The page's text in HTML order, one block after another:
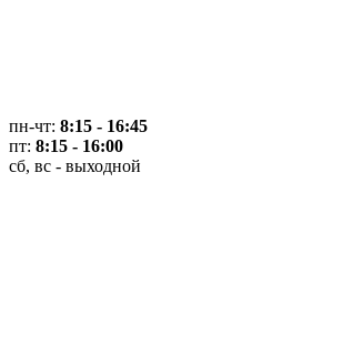
пн-чт: 8:15 - 16:45
пт: 8:15 - 16:00
сб, вс - выходной